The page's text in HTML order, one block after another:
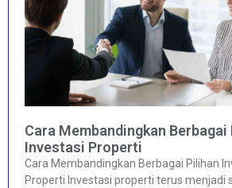
Cara Membandingkan Berbagai
Investasi Properti
Cara Membandingkan Berbagai Pilihan
Properti Investasi properti terus menjadi